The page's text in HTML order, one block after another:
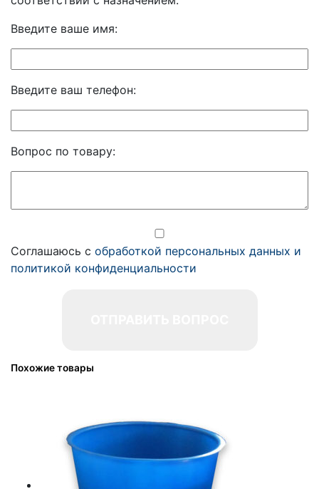
Введите ваше имя:
Введите ваш телефон:
Вопрос по товару:
Соглашаюсь с обработкой персональных данных и
политикой конфиденциальности
Похожие товары